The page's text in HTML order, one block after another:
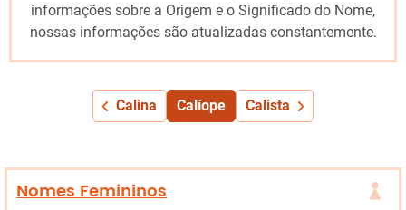
informações sobre a Origem e o Significado do Nome,
nossas informações são atualizadas constantemente.
Calina Calíope Calista
Nomes Femininos